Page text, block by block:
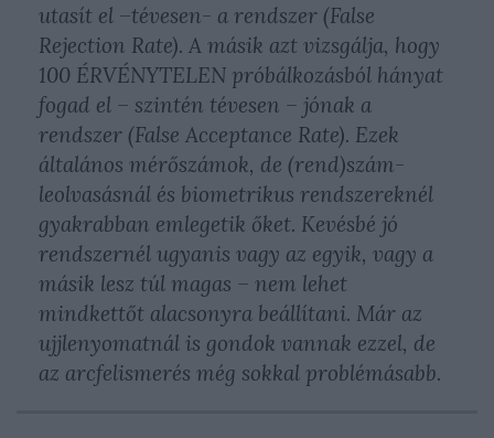
utasít el –tévesen- a rendszer (False
Rejection Rate). A másik azt vizsgálja, hogy
100 ÉRVÉNYTELEN próbálkozásból hányat
fogad el – szintén tévesen – jónak a
rendszer (False Acceptance Rate). Ezek
általános mérőszámok, de (rend)szám-
leolvasásnál és biometrikus rendszereknél
gyakrabban emlegetik őket. Kevésbé jó
rendszernél ugyanis vagy az egyik, vagy a
másik lesz túl magas – nem lehet
mindkettőt alacsonyra beállítani. Már az
ujjlenyomatnál is gondok vannak ezzel, de
az arcfelismerés még sokkal problémásabb.